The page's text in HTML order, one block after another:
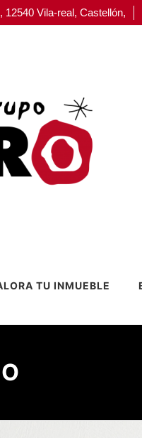
12540 Vila-real, Castellón,
TU INMUEBLE